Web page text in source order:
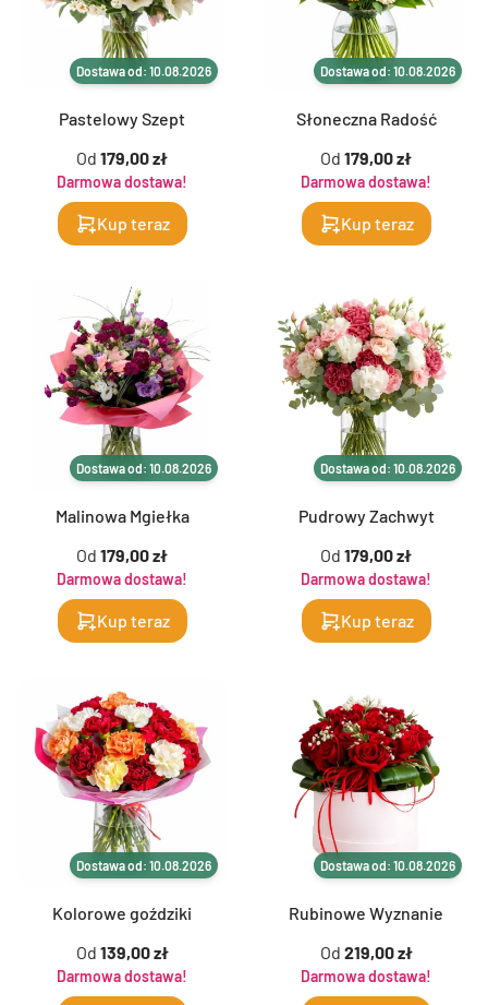
Dostawa od: 10.08.2026
Pastelowy Szept
Od 179,00 zł
Darmowa dostawa!
Kup teraz
Dostawa od: 10.08.2026
Słoneczna Radość
Od 179,00 zł
Darmowa dostawa!
Kup teraz
Dostawa od: 10.08.2026
Malinowa Mgiełka
Od 179,00 zł
Darmowa dostawa!
Kup teraz
Dostawa od: 10.08.2026
Pudrowy Zachwyt
Od 179,00 zł
Darmowa dostawa!
Kup teraz
Dostawa od: 10.08.2026
Kolorowe goździki
Od 139,00 zł
Darmowa dostawa!
Dostawa od: 10.08.2026
Rubinowe Wyznanie
Od 219,00 zł
Darmowa dostawa!